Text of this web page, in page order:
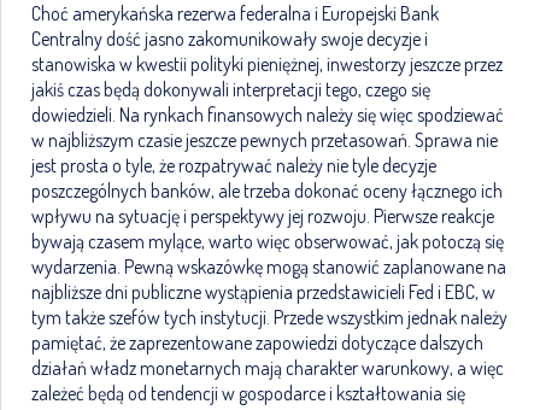
Choć amerykańska rezerwa federalna i Europejski Bank
Centralny dość jasno zakomunikowały swoje decyzje i
stanowiska w kwestii polityki pieniężnej, inwestorzy jeszcze przez
jakiś czas będą dokonywali interpretacji tego, czego się
dowiedzieli. Na rynkach finansowych należy się więc spodziewać
w najbliższym czasie jeszcze pewnych przetasowań. Sprawa nie
jest prosta o tyle, że rozpatrywać należy nie tyle decyzje
poszczególnych banków, ale trzeba dokonać oceny łącznego ich
wpływu na sytuację i perspektywy jej rozwoju. Pierwsze reakcje
bywają czasem mylące, warto więc obserwować, jak potoczą się
wydarzenia. Pewną wskazówkę mogą stanowić zaplanowane na
najbliższe dni publiczne wystąpienia przedstawicieli Fed i EBC, w
tym także szefów tych instytucji. Przede wszystkim jednak należy
pamiętać, że zaprezentowane zapowiedzi dotyczące dalszych
działań władz monetarnych mają charakter warunkowy, a więc
zależeć będą od tendencji w gospodarce i kształtowania się